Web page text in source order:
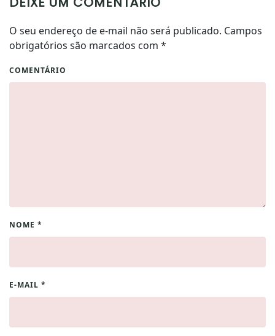
O seu endereço de e-mail não será publicado. Campos
obrigatórios são marcados com *
COMENTÁRIO
NOME *
E-MAIL *